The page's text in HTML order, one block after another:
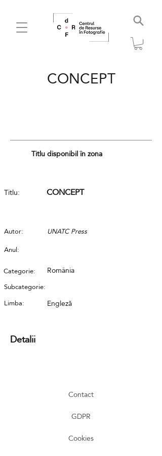
CONCEPT
Titlu disponibil în zona
Titlu: CONCEPT
Autor:
UNATC Press
Anul:
Categorie: România
Subcategorie:
Limba:
Engleză
Detalii
Contact
GDPR
Cookies